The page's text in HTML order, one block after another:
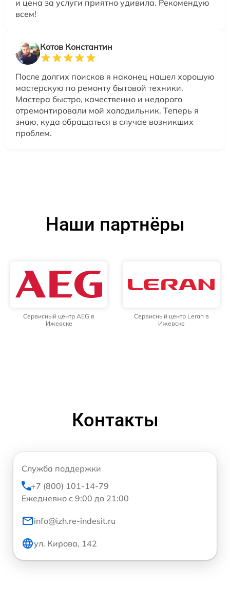
и цена за услуги приятно удивила. Рекомендую
всем!
Котов Константин
После долгих поисков я наконец нашел хорошую
мастерскую по ремонту бытовой техники.
Мастера быстро, качественно и недорого
отремонтировали мой холодильник. Теперь я
знаю, куда обращаться в случае возникших
проблем.
Наши партнёры
Сервисный центр AEG в
Ижевске
Сервисный центр Leran в
Ижевске
Контакты
Служба поддержки
+7 (800) 101-14-79
Ежедневно с 9:00 до 21:00
info@izh.re-indesit.ru
ул. Кирова, 142